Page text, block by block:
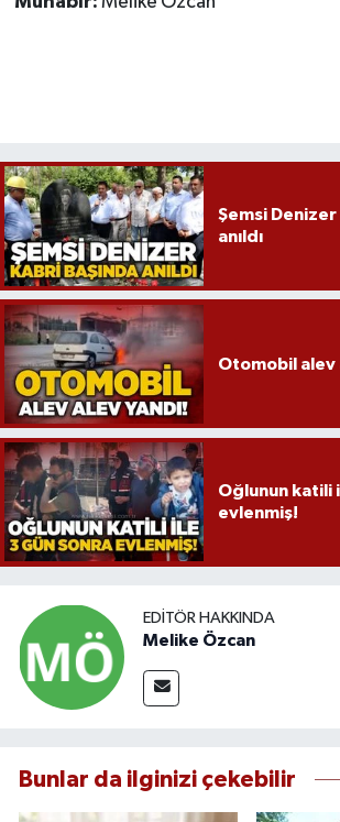
Şemsi Denizer
anıldı
Otomobil alev
Oğlunun katili
evlenmiş!
EDITÖR HAKKINDA
Melike Özcan
Bunlar da ilginizi çekebilir
Sağlık
SİYASET
Spor
Ulusal
Yaşam